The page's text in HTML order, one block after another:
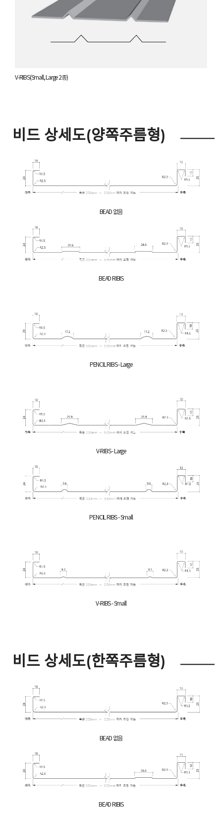
V-RIBS(Small, Large 2종)
비드 상세도(양쪽주름형)
BEAD 없음
BEAD RIBIS
PENCIL RIBS - Large
V-RIBS - Large
PENCIL RIBS - Small
V-RIBS - Small
비드 상세도(한쪽주름형)
BEAD 없음
BEAD RIBIS